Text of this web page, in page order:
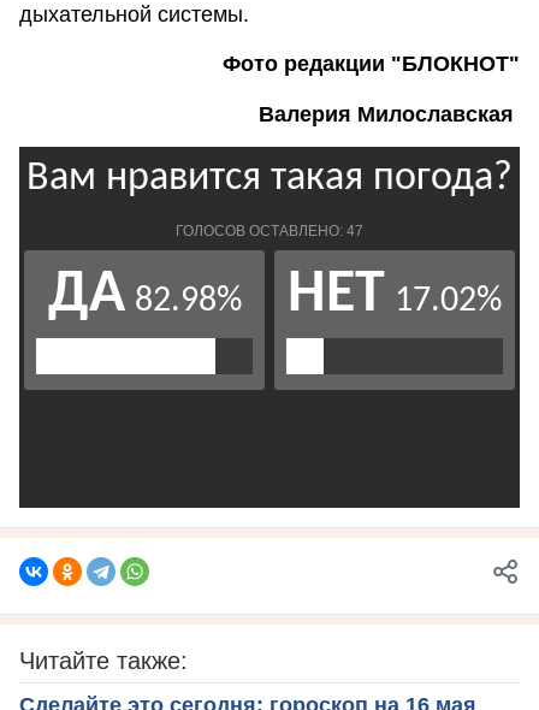
дыхательной системы.
Фото редакции "БЛОКНОТ"
Валерия Милославская
Читайте также:
Сделайте это сегодня: гороскоп на 16 мая